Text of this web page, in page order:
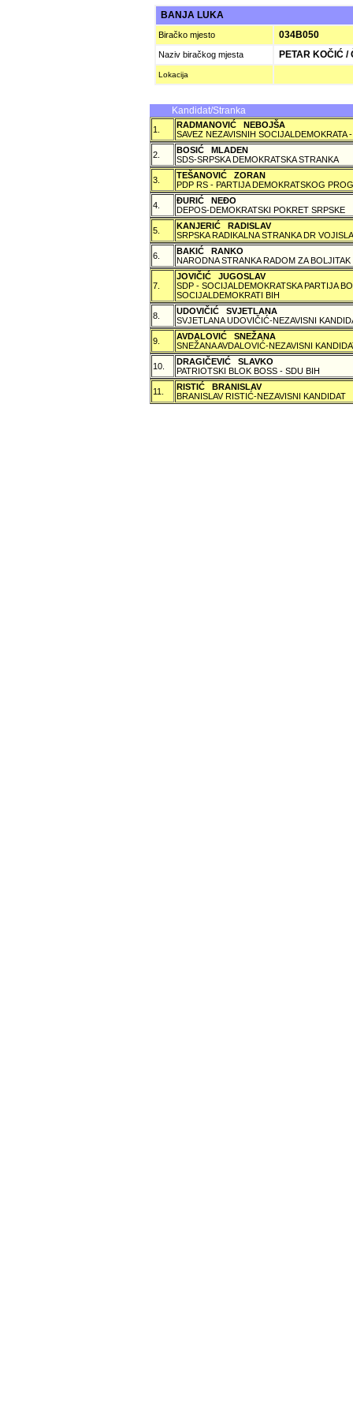
BANJA LUKA
Biračko mjesto 034B050
Naziv biračkog mjesta PETAR KOČIĆ /
Lokacija
Kandidat/Stranka
1.
RADMANOVIĆ NEBOJŠA
SAVEZ NEZAVISNIH SOCIJALDEMOKRATA
2.
BOSIĆ MLADEN
SDS-SRPSKA DEMOKRATSKA STRANKA
3.
TEŠANOVIĆ ZORAN
PDP RS - PARTIJA DEMOKRATSKOG
4.
ÐURIĆ NEÐO
DEPOS-DEMOKRATSKI POKRET SRPSKE
5.
KANJERIĆ RADISLAV
SRPSKA RADIKALNA STRANKA DR
6.
BAKIĆ RANKO
NARODNA STRANKA RADOM ZA BOLJITAK
7.
JOVIČIĆ JUGOSLAV
SDP - SOCIJALDEMOKRATSKA PARTIJA
SOCIJALDEMOKRATI BIH
8.
UDOVIČIĆ SVJETLANA
SVJETLANA UDOVIČIĆ-NEZAVISNI
9.
AVDALOVIĆ SNEŽANA
SNEŽANA AVDALOVIĆ-NEZAVISNI
10.
DRAGIČEVIĆ SLAVKO
PATRIOTSKI BLOK BOSS - SDU BIH
11.
RISTIĆ BRANISLAV
BRANISLAV RISTIĆ-NEZAVISNI KANDIDAT